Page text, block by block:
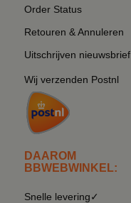
Order Status
Retouren & Annuleren
Uitschrijven nieuwsbrief
Wij verzenden Postnl
DAAROM
BBWEBWINKEL:
Snelle levering✓